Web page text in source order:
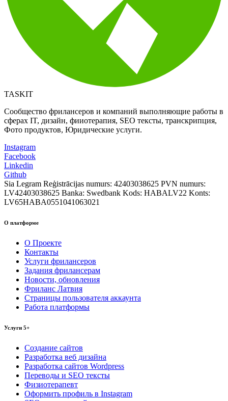
TASKIT
Сообщество фрилансеров и компаний выполняющие работы в
сферах IT, дизайн, фииотерапия, SEO тексты, транскрипция,
Фото продуктов, Юридические услуги.
Instagram
Facebook
Linkedin
Github
Sia Legram Reģistrācijas numurs: 42403038625 PVN numurs:
LV42403038625 Banka: Swedbank Kods: HABALV22 Konts:
LV65HABA0551041063021
О платформе
О Проекте
Контакты
Услуги фрилансеров
Задания фрилансерам
Новости, обновления
Фриланс Латвия
Страницы пользователя аккаунта
Работа платформы
Услуги 5+
Создание сайтов
Разработка веб дизайна
Разработка сайтов Wordpress
Переводы и SEO тексты
Физиотерапевт
Оформить профиль в Instagram